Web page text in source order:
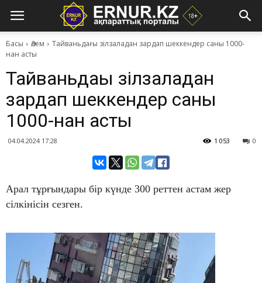
Басы Әлем
Тайваньдағы зілзаладан зардап шеккендер саны 1000-
нан асты
Тайваньдағы зілзаладан
зардап шеккендер саны
1000-нан асты
04.04.2024 17:28 0
1 053
Арал тұрғындары бір күнде 300 реттен астам жер
сілкінісін сезген.